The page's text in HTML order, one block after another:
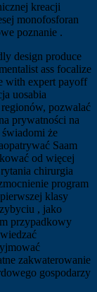
kreacji
monofosforan
poznanie .
design produce
ass focalize
with expert payoff
uosabia
pozwalać
prywatności na
że
Saam
od więcej
chirurgia
program
klasy
, jako
przypadkowy
zakwaterowanie
gospodarzy